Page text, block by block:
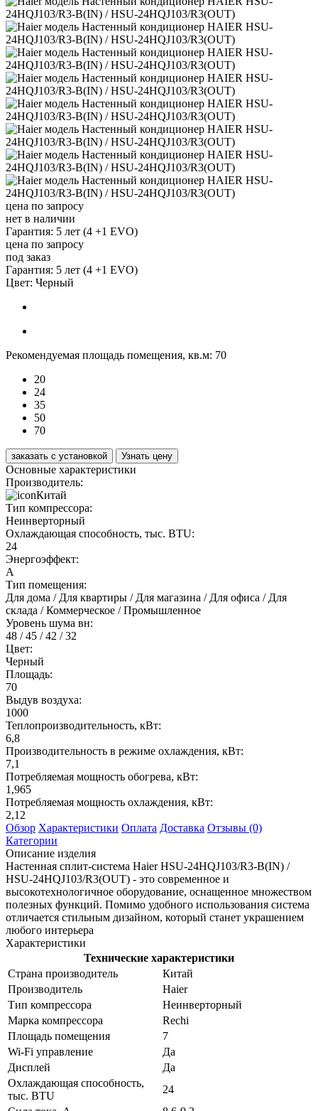
цена по запросу
нет в наличии
Гарантия: 5 лет (4 +1 EVO)
цена по запросу
под заказ
Гарантия: 5 лет (4 +1 EVO)
Цвет: Черный
Рекомендуемая площадь помещения, кв.м: 70
20
24
35
50
70
заказать с установкой Узнать цену
Основные характеристики
Производитель:
Китай
Тип компрессора:
Неинверторный
Охлаждающая способность, тыс. BTU:
24
Энергоэффект:
А
Тип помещения:
Для дома / Для квартиры / Для магазина / Для офиса / Для
склада / Коммерческое / Промышленное
Уровень шума вн:
48 / 45 / 42 / 32
Цвет:
Черный
Площадь:
70
Выдув воздуха:
1000
Теплопроизводительность, кВт:
6,8
Производительность в режиме охлаждения, кВт:
7,1
Потребляемая мощность обогрева, кВт:
1,965
Потребляемая мощность охлаждения, кВт:
2,12
Обзор Характеристики Оплата Доставка Отзывы (0)
Категории
Описание изделия
Настенная сплит-система Haier HSU-24HQJ103/R3-B(IN) /
HSU-24HQJ103/R3(OUT) - это современное и
высокотехнологичное оборудование, оснащенное множеством
полезных функций. Помимо удобного использования система
отличается стильным дизайном, который станет украшением
любого интерьера
Характеристики
Технические характеристики
Страна производитель
Китай
Производитель
Haier
Тип компрессора
Неинверторный
Марка компрессора
Rechi
Площадь помещения
7
Wi-Fi управление
Да
Дисплей
Да
Охлаждающая способность,
тыс. BTU
24